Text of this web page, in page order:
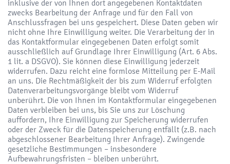
inklusive der von Ihnen dort angegebenen Kontaktdaten
zwecks Bearbeitung der Anfrage und für den Fall von
Anschlussfragen bei uns gespeichert. Diese Daten geben wir
nicht ohne Ihre Einwilligung weiter. Die Verarbeitung der in
das Kontaktformular eingegebenen Daten erfolgt somit
ausschließlich auf Grundlage Ihrer Einwilligung (Art. 6 Abs.
1 lit. a DSGVO). Sie können diese Einwilligung jederzeit
widerrufen. Dazu reicht eine formlose Mitteilung per E-Mail
an uns. Die Rechtmäßigkeit der bis zum Widerruf erfolgten
Datenverarbeitungsvorgänge bleibt vom Widerruf
unberührt. Die von Ihnen im Kontaktformular eingegebenen
Daten verbleiben bei uns, bis Sie uns zur Löschung
auffordern, Ihre Einwilligung zur Speicherung widerrufen
oder der Zweck für die Datenspeicherung entfällt (z.B. nach
abgeschlossener Bearbeitung Ihrer Anfrage). Zwingende
gesetzliche Bestimmungen – insbesondere
Aufbewahrungsfristen – bleiben unberührt.